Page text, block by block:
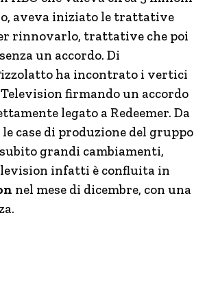
aveva iniziato le trattative
rinnovarlo, trattative che poi
un accordo. Di
ha incontrato i vertici
firmando un accordo
legato a Redeemer. Da
case di produzione del gruppo
grandi cambiamenti,
infatti è confluita in
nel mese di dicembre, con una